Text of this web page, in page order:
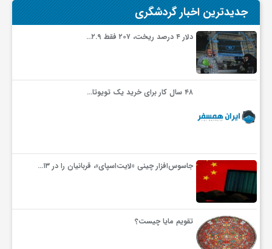
جدیدترین اخبار گردشگری
دلار ۴ درصد ریخت، ۲۰۷ فقط ۲.۹…
۴۸ سال کار برای خرید یک تویوتا…
جاسوس‌افزار چینی «لایت‌اسپای»، قربانیان را در ۱۳…
تقویم مایا چیست؟